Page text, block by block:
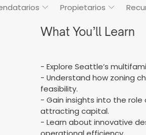
Propietarios
condiciones de alquiler
y con la confianza de los
Casos de estudio
What You’ll Learn
- Explore Seattle’s
- Understand how zoning
feasibility.
- Gain insights into the
attracting capital.
- Learn about innovative